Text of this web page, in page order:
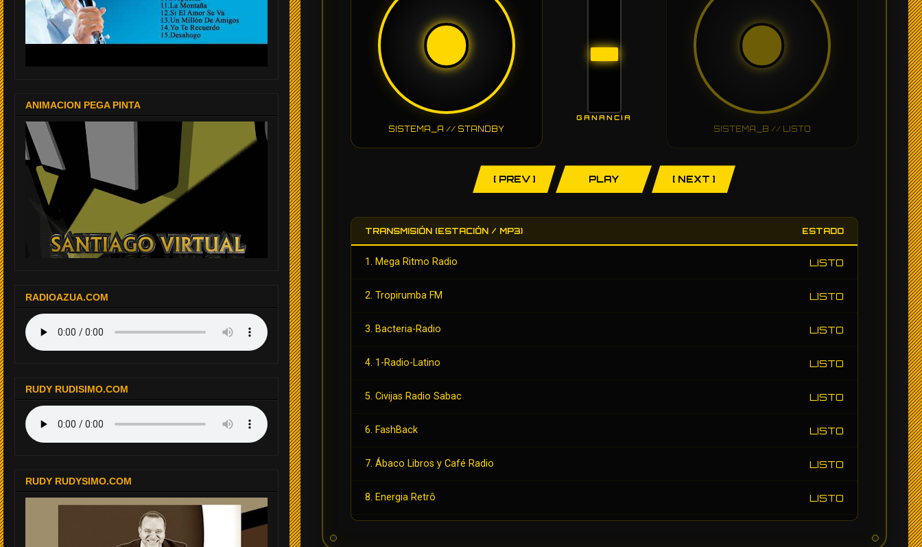
SISTEMA_A // STANDBY
GANANCIA
SISTEMA_B // LISTO
[ PREV ] PLAY [ NEXT ]
TRANSMISIÓN (ESTACIÓN / MP3) ESTADO
1. Mega Ritmo Radio LISTO
2. Tropirumba FM LISTO
3. Bacteria-Radio LISTO
4. 1-Radio-Latino LISTO
5. Civijas Radio Sabac LISTO
6. FashBack LISTO
7. Ábaco Libros y Café Radio LISTO
8. Energia Retrô LISTO
ANIMACION PEGA PINTA
RADIOAZUA.COM
RUDY RUDISIMO.COM
RUDY RUDYSIMO.COM